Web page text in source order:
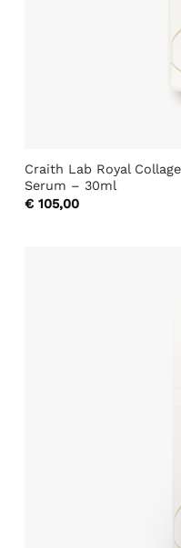
Craith Lab Royal
Serum – 30ml
€105,00